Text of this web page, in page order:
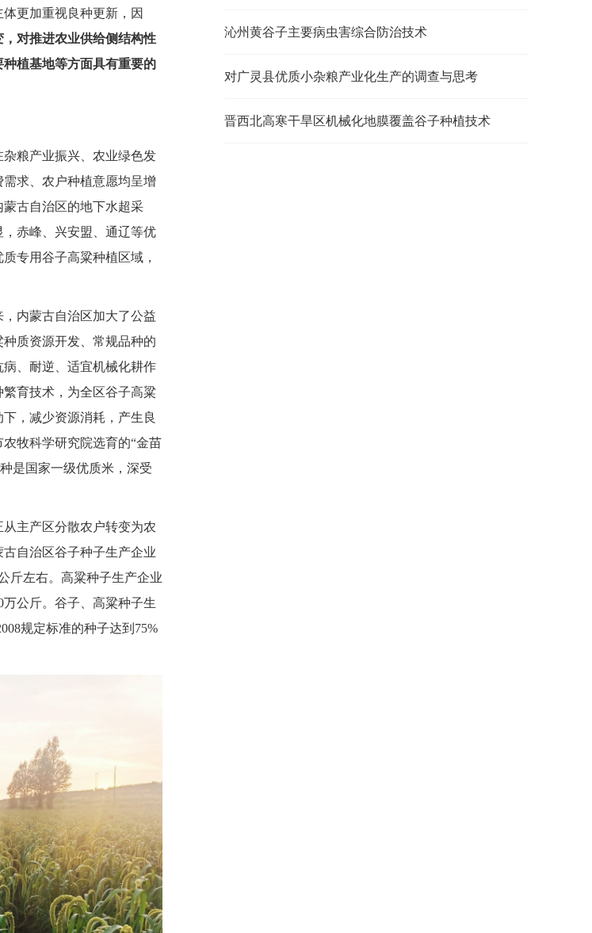
更加重视良种更新，因
对推进农业供给侧结构性
植基地等方面具有重要的
杂粮产业振兴、农业绿色发
求、农户种植意愿均呈增
古自治区的地下水超采
赤峰、兴安盟、通辽等优
专用谷子高粱种植区域，
，内蒙古自治区加大了公益
质资源开发、常规品种的
、耐逆、适宜机械化耕作
育技术，为全区谷子高粱
，减少资源消耗，产生良
牧科学研究院选育的“金苗
是国家一级优质米，深受
主产区分散农户转变为农
自治区谷子种子生产企业
斤左右。高粱种子生产企业
公斤。谷子、高粱种子生
规定标准的种子达到75%
沁州黄谷子主要病虫害综合防治技术
对广灵县优质小杂粮产业化生产的调查与思考
晋西北高寒干旱区机械化地膜覆盖谷子种植技术